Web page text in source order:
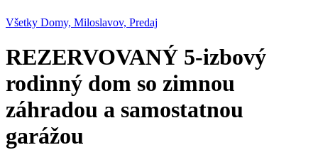
Všetky Domy, Miloslavov, Predaj
REZERVOVANÝ 5-izbový
rodinný dom so zimnou
záhradou a samostatnou
garážou